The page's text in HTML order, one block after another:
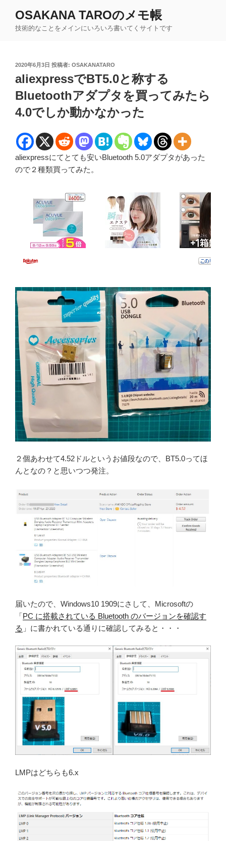
OSAKANA TAROのメモ帳
技術的なことをメインにいろいろ書いてくサイトです
投
日:
2020年6月3日 投稿者: OSAKANATARO
aliexpressでBT5.0と称する
Bluetoothアダプタを買ってみたら
4.0でしか動かなかった
aliexpressにてとても安いBluetooth 5.0アダプタがあった
ので２種類買ってみた。
２個あわせて4.52ドルというお値段なので、BT5.0ってほ
んとなの？と思いつつ発注。
届いたので、Windows10 1909にさして、Microsoftの
「PC に搭載されている Bluetooth のバージョンを確認す
る 」に書かれている通りに確認してみると・・・
LMPはどちらも6.x